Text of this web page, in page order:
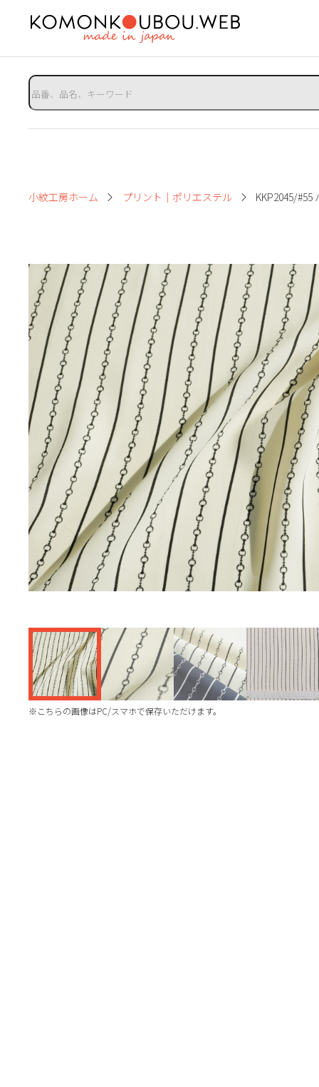
小紋工房ホーム プリント｜ポリエステル KKP2045/
※こちらの画像はPC/スマホで保存いただけます。